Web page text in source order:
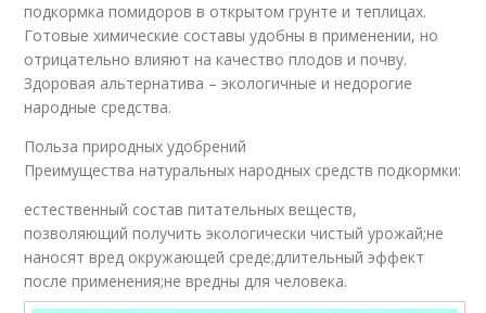
подкормка помидоров в открытом грунте и теплицах.
Готовые химические составы удобны в применении, но
отрицательно влияют на качество плодов и почву.
Здоровая альтернатива – экологичные и недорогие
народные средства.
Польза природных удобрений
Преимущества натуральных народных средств подкормки:
естественный состав питательных веществ,
позволяющий получить экологически чистый урожай;не
наносят вред окружающей среде;длительный эффект
после применения;не вредны для человека.